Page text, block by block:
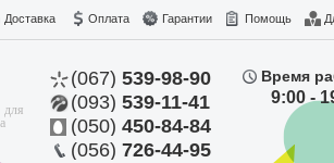
Доставка Оплата Гарантии Помощь
для
(067) 539-98-90
(093) 539-11-41
(050) 450-84-84
(056) 726-44-95
Время
9:00 -